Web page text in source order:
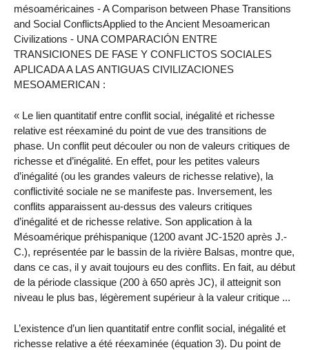
mésoaméricaines - A Comparison between Phase Transitions
and Social ConflictsApplied to the Ancient Mesoamerican
Civilizations - UNA COMPARACIÓN ENTRE
TRANSICIONES DE FASE Y CONFLICTOS SOCIALES
APLICADA A LAS ANTIGUAS CIVILIZACIONES
MESOAMERICAN :
« Le lien quantitatif entre conflit social, inégalité et richesse
relative est réexaminé du point de vue des transitions de
phase. Un conflit peut découler ou non de valeurs critiques de
richesse et d’inégalité. En effet, pour les petites valeurs
d’inégalité (ou les grandes valeurs de richesse relative), la
conflictivité sociale ne se manifeste pas. Inversement, les
conflits apparaissent au-dessus des valeurs critiques
d’inégalité et de richesse relative. Son application à la
Mésoamérique préhispanique (1200 avant JC-1520 après J.-
C.), représentée par le bassin de la rivière Balsas, montre que,
dans ce cas, il y avait toujours eu des conflits. En fait, au début
de la période classique (200 à 650 après JC), il atteignit son
niveau le plus bas, légèrement supérieur à la valeur critique ...
L’existence d’un lien quantitatif entre conflit social, inégalité et
richesse relative a été réexaminée (équation 3). Du point de